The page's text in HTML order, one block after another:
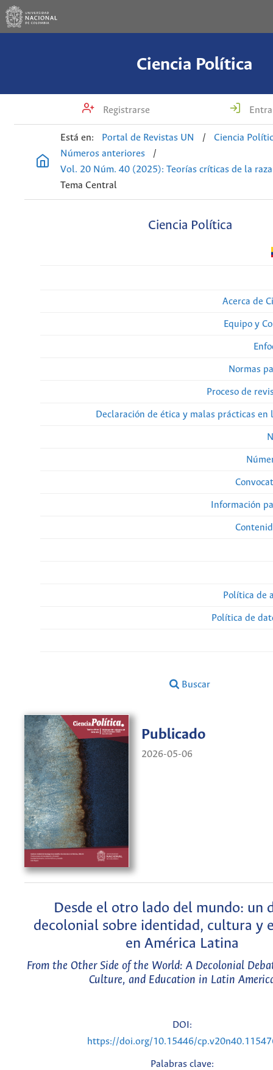
Ciencia Política
Registrarse
Está en: Portal de Revistas UN /
Ciencia
Números anteriores
/
Vol. 20 Núm. 40 (2025): Teorías críticas de la raza
Tema Central
Ciencia Política
Acerca de
Equipo y
Normas
Proceso de
Declaración de ética y malas prácticas en
Información
Política de
Política de
Buscar
Publicado
2026-05-06
Desde el otro lado del mundo: un
decolonial sobre identidad, cultura y
en América Latina
From the Other Side of the World: A Decolonial
Culture, and Education in Latin
DOI:
https://doi.org/10.15446/
Palabras clave: